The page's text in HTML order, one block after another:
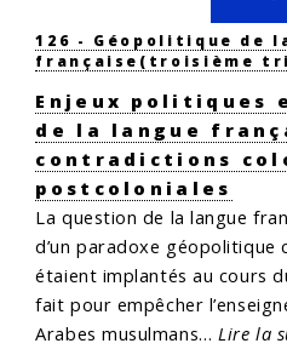
126 - Géopolitique de
française (troisième
Enjeux politiques
de la langue
contradictions
postcoloniales
La question de la langue
d’un paradoxe géopolitique
étaient implantés au cours
fait pour empêcher
Arabes musulmans… Lire la